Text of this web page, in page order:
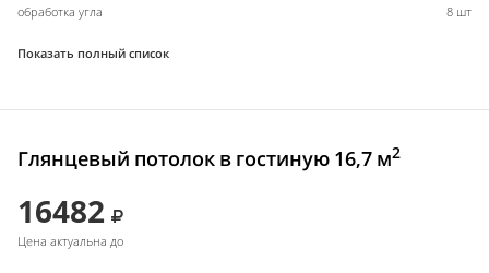
обработка угла 8 шт
Показать полный список
Глянцевый потолок в гостиную 16,7 м2
16482
Цена актуальна до